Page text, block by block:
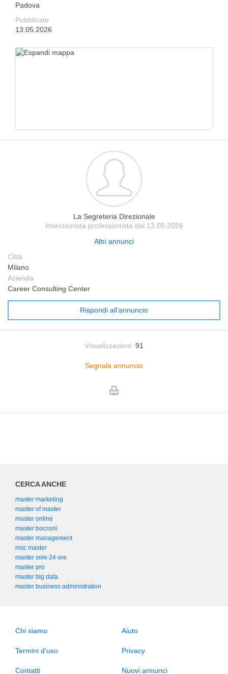
Padova
Pubblicato
13.05.2026
La Segreteria Direzionale
Inserzionista professionista dal 13.05.2026
Altri annunci
Città
Milano
Azienda
Career Consulting Center
Rispondi all’annuncio
Visualizzazioni: 91
Segnala annuncio
CERCA ANCHE
master marketing
master of master
master online
master bocconi
master management
msc master
master sole 24 ore
master pro
master big data
master business administration
Chi siamo Aiuto
Termini d’uso Privacy
Contatti Nuovi annunci